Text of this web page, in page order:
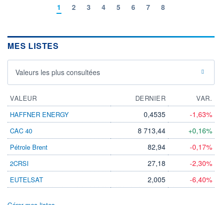
1 2 3 4 5 6 7 8
MES LISTES
Valeurs les plus consultées
VALEUR DERNIER
VAR.
HAFFNER ENERGY
0,4535 -1,63%
CAC 40 8 713,44 +0,16%
Pétrole Brent 82,94 -0,17%
2CRSI 27,18 -2,30%
EUTELSAT 2,005 -6,40%